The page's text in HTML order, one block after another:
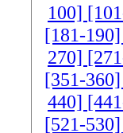
100]
[181-190]
270]
[351-360]
440]
[521-530]